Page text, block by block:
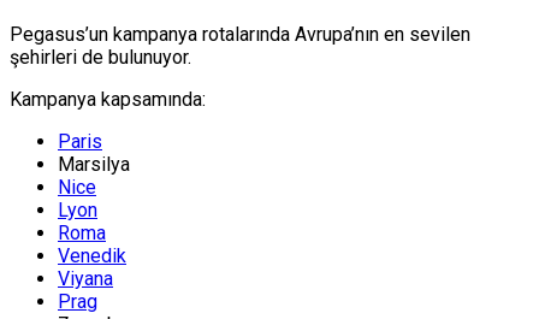
Pegasus’un kampanya rotalarında Avrupa’nın en sevilen
şehirleri de bulunuyor.
Kampanya kapsamında:
Paris
Marsilya
Nice
Lyon
Roma
Venedik
Viyana
Prag